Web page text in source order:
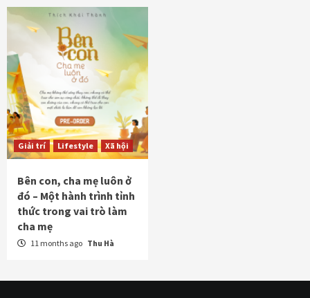
Giải trí Lifestyle Xã hội
Bên con, cha mẹ luôn ở
đó – Một hành trình tỉnh
thức trong vai trò làm
cha mẹ
11 months ago Thu Hà